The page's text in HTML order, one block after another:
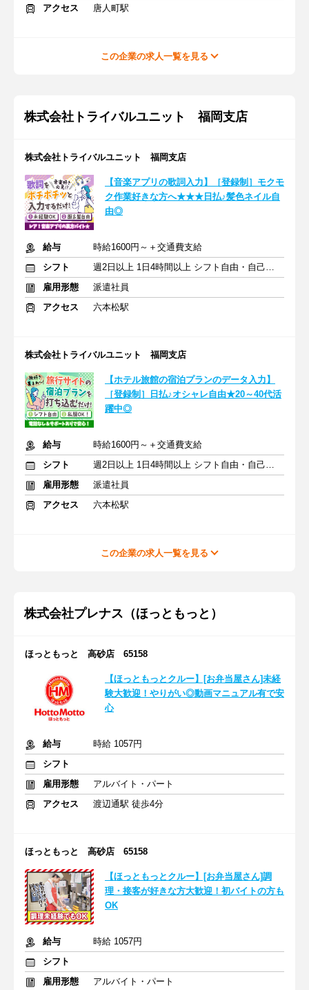
アクセス
唐人町駅
この企業の求人一覧を見る
株式会社トライバルユニット 福岡支店
株式会社トライバルユニット 福岡支店
【音楽アプリの歌詞入力】［登録制］モクモ
ク作業好きな方へ★★★日払♪髪色ネイル自
由◎
給与
時給1600円～＋交通費支給
シフト
週2日以上 1日4時間以上 シフト自由・自己申告
雇用形態
派遣社員
アクセス
六本松駅
株式会社トライバルユニット 福岡支店
【ホテル旅館の宿泊プランのデータ入力】
［登録制］日払♪オシャレ自由★20～40代活
躍中◎
給与
時給1600円～＋交通費支給
シフト
週2日以上 1日4時間以上 シフト自由・自己申告
雇用形態
派遣社員
アクセス
六本松駅
この企業の求人一覧を見る
株式会社プレナス（ほっともっと）
ほっともっと 高砂店 65158
【ほっともっとクルー】[お弁当屋さん]未経
験大歓迎！やりがい◎動画マニュアル有で安
心
給与
時給 1057円
シフト
雇用形態
アルバイト・パート
アクセス
渡辺通駅 徒歩4分
ほっともっと 高砂店 65158
【ほっともっとクルー】[お弁当屋さん]調
理・接客が好きな方大歓迎！初バイトの方も
OK
給与
時給 1057円
シフト
雇用形態
アルバイト・パート